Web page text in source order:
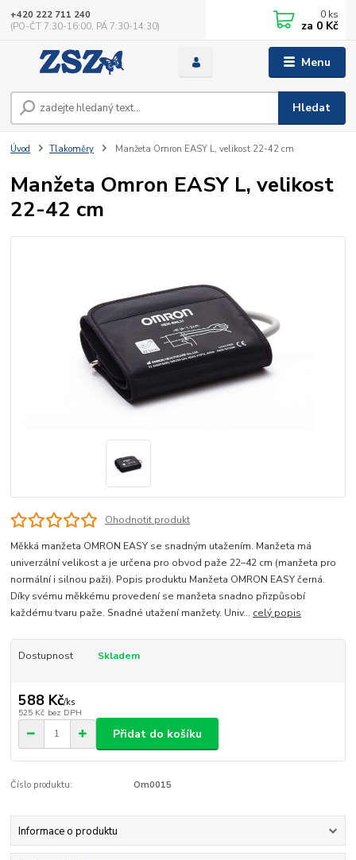
Menu
Hledat
+420 222 711 240
(PO-ČT 7:30-16:00, PÁ 7:30-14:30)
0 ks
za 0 Kč
Úvod Tlakoměry Manžeta Omron EASY L, velikost 22-42 cm
Manžeta Omron EASY L, velikost
22-42 cm
Ohodnotit produkt
Měkká manžeta OMRON EASY se snadným utažením. Manžeta má
univerzální velikost a je určena pro obvod paže 22–42 cm (manžeta pro
normální i silnou paži). Popis produktu Manžeta OMRON EASY černá.
Díky svému měkkému provedení se manžeta snadno přizpůsobí
každému tvaru paže. Snadné utažení manžety. Univ... celý popis
Dostupnost Skladem
588 Kč/ks
525 Kč bez DPH
Přidat do košíku
Číslo produktu: Om0015
Informace o produktu